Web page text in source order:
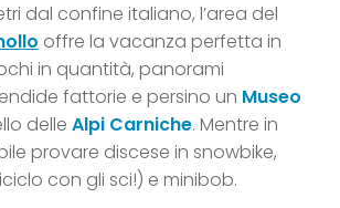
dal confine italiano, l’area del
offre la vacanza perfetta in
in quantità, panorami
fattorie e persino un Museo
delle Alpi Carniche. Mentre in
provare discese in snowbike,
con gli sci!) e minibob.